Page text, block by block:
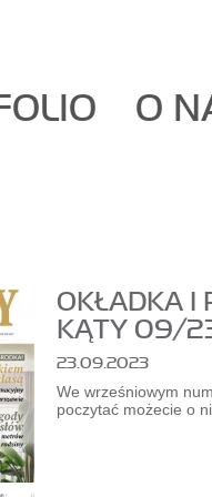
O
OKŁADKA I
KĄTY 09/
23.09.2023
We wrześniowym
poczytać możecie o